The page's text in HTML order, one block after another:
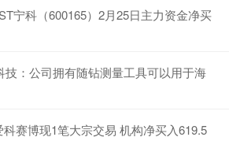
宁科（600165）2月25日主力资金净买
技：公司拥有随钻测量工具可以用于海
赛博现1笔大宗交易 机构净买入619.5